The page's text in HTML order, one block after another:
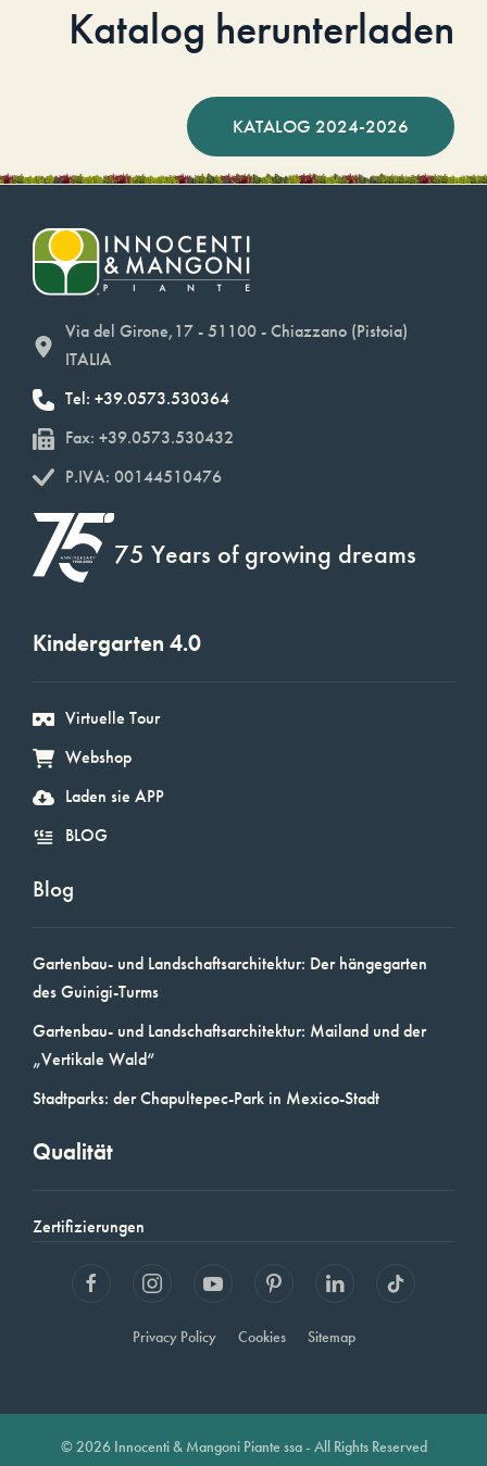
Katalog herunterladen
KATALOG 2024-2026
Via del Girone,17 - 51100 - Chiazzano (Pistoia)
ITALIA
Tel: +39.0573.530364
Fax: +39.0573.530432
P.IVA: 00144510476
75 Years of growing dreams
Kindergarten 4.0
Virtuelle Tour
Webshop
Laden sie APP
BLOG
Blog
Gartenbau- und Landschaftsarchitektur: Der hängegarten
des Guinigi-Turms
Gartenbau- und Landschaftsarchitektur: Mailand und der
„Vertikale Wald“
Stadtparks: der Chapultepec-Park in Mexico-Stadt
Qualität
Zertifizierungen
Privacy Policy Cookies Sitemap
© 2026 Innocenti & Mangoni Piante ssa - All Rights Reserved